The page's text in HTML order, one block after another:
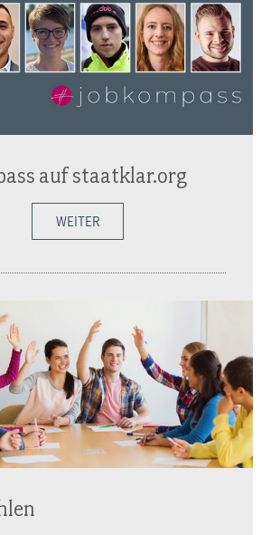
auf staatklar.org
WEITER